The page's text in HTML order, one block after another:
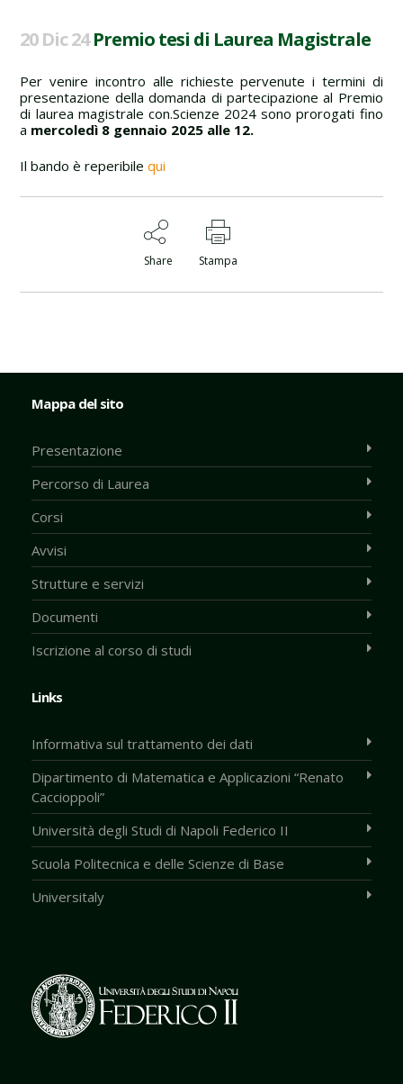
20 Dic 24Premio tesi di Laurea Magistrale
Per venire incontro alle richieste pervenute i termini di
presentazione della domanda di partecipazione al Premio
di laurea magistrale con.Scienze 2024 sono prorogati fino
a mercoledì 8 gennaio 2025 alle 12.
Il bando è reperibilequi
Share Stampa
Mappa del sito
Presentazione
Percorso di Laurea
Corsi
Avvisi
Strutture e servizi
Documenti
Iscrizione al corso di studi
Links
Informativa sul trattamento dei dati
Dipartimento di Matematica e Applicazioni “Renato
Caccioppoli”
Università degli Studi di Napoli Federico II
Scuola Politecnica e delle Scienze di Base
Universitaly